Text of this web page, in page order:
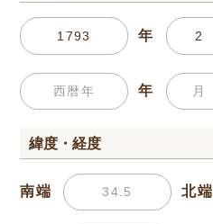
年
年
緯度・経度
南端 北端